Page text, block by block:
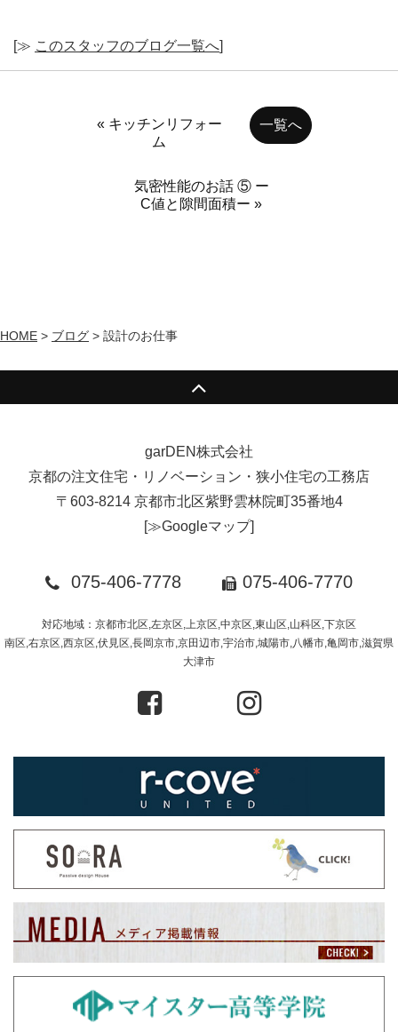
[≫ このスタッフのブログ一覧へ]
« キッチンリフォー
ム
一覧へ
気密性能のお話 ⑤ ー
C値と隙間面積ー »
HOME > ブログ > 設計のお仕事
garDEN株式会社
京都の注文住宅・リノベーション・狭小住宅の工務店
〒603-8214 京都市北区紫野雲林院町35番地4
[≫Googleマップ]
075-406-7778 075-406-7770
対応地域：京都市北区,左京区,上京区,中京区,東山区,山科区,下京区
南区,右京区,西京区,伏見区,長岡京市,京田辺市,宇治市,城陽市,八幡市,亀岡市,滋賀県
大津市